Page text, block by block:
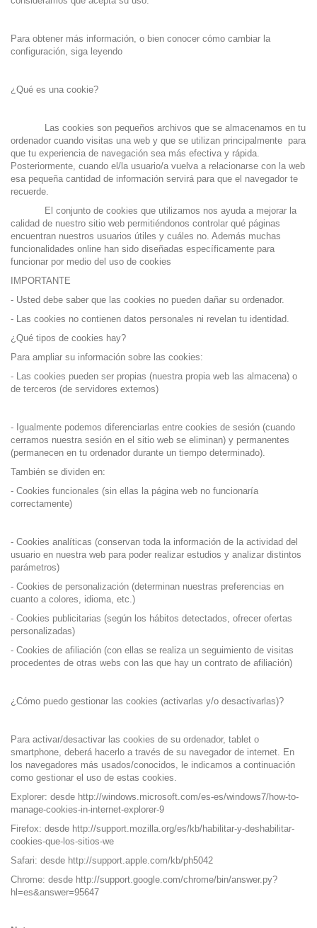
Para obtener más información, o bien conocer cómo cambiar la
configuración, siga leyendo
¿Qué es una cookie?
Las cookies son pequeños archivos que se almacenamos en tu
ordenador cuando visitas una web y que se utilizan principalmente para
que tu experiencia de navegación sea más efectiva y rápida.
Posteriormente, cuando el/la usuario/a vuelva a relacionarse con la web
esa pequeña cantidad de información servirá para que el navegador te
recuerde.
El conjunto de cookies que utilizamos nos ayuda a mejorar la
calidad de nuestro sitio web permitiéndonos controlar qué páginas
encuentran nuestros usuarios útiles y cuáles no. Además muchas
funcionalidades online han sido diseñadas específicamente para
funcionar por medio del uso de cookies
IMPORTANTE
- Usted debe saber que las cookies no pueden dañar su ordenador.
- Las cookies no contienen datos personales ni revelan tu identidad.
¿Qué tipos de cookies hay?
Para ampliar su información sobre las cookies:
- Las cookies pueden ser propias (nuestra propia web las almacena) o
de terceros (de servidores externos)
- Igualmente podemos diferenciarlas entre cookies de sesión (cuando
cerramos nuestra sesión en el sitio web se eliminan) y permanentes
(permanecen en tu ordenador durante un tiempo determinado).
También se dividen en:
- Cookies funcionales (sin ellas la página web no funcionaría
correctamente)
- Cookies analíticas (conservan toda la información de la actividad del
usuario en nuestra web para poder realizar estudios y analizar distintos
parámetros)
- Cookies de personalización (determinan nuestras preferencias en
cuanto a colores, idioma, etc.)
- Cookies publicitarias (según los hábitos detectados, ofrecer ofertas
personalizadas)
- Cookies de afiliación (con ellas se realiza un seguimiento de visitas
procedentes de otras webs con las que hay un contrato de afiliación)
¿Cómo puedo gestionar las cookies (activarlas y/o desactivarlas)?
Para activar/desactivar las cookies de su ordenador, tablet o
smartphone, deberá hacerlo a través de su navegador de internet. En
los navegadores más usados/conocidos, le indicamos a continuación
como gestionar el uso de estas cookies.
Explorer: desde http://windows.microsoft.com/es-es/windows7/how-to-
manage-cookies-in-internet-explorer-9
Firefox: desde http://support.mozilla.org/es/kb/habilitar-y-deshabilitar-
cookies-que-los-sitios-we
Safari: desde http://support.apple.com/kb/ph5042
Chrome: desde http://support.google.com/chrome/bin/answer.py?
hl=es&answer=95647